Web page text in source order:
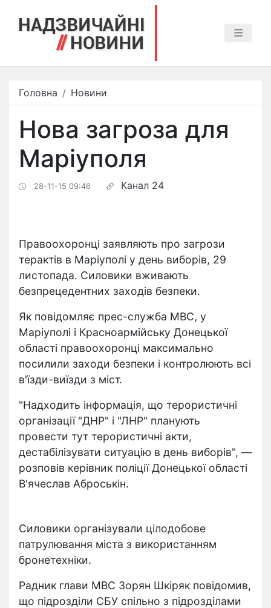
Головна Новини
Нова загроза для
Маріуполя
28-11-15 09:46 Канал 24
Правоохоронці заявляють про загрози
терактів в Маріуполі у день виборів, 29
листопада. Силовики вживають
безпрецедентних заходів безпеки.
Як повідомляє прес-служба МВС, у
Маріуполі і Красноармійську Донецької
області правоохоронці максимально
посилили заходи безпеки і контролюють всі
в'їзди-виїзди з міст.
"Надходить інформація, що терористичні
організації "ДНР" і "ЛНР" планують
провести тут терористичні акти,
дестабілізувати ситуацію в день виборів", —
розповів керівник поліції Донецької області
В'ячеслав Аброськін.
Силовики організували цілодобове
патрулювання міста з використанням
бронетехніки.
Радник глави МВС Зорян Шкіряк повідомив,
що підрозділи СБУ спільно з підрозділами